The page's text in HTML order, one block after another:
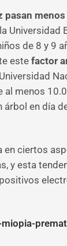
pasan
Universidad
de 8 y 9
este factor
menos
en día
en ciertos
y esta